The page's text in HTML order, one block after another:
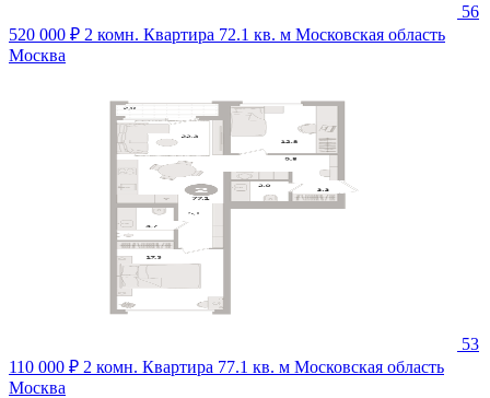
56
520 000 ₽ 2 комн. Квартира 72.1 кв. м Московская область
Москва
53
110 000 ₽ 2 комн. Квартира 77.1 кв. м Московская область
Москва